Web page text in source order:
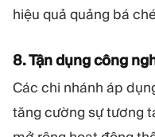
hiệu quả quảng bá
8. Tận dụng công
Các chi nhánh áp
tăng cường sự tương